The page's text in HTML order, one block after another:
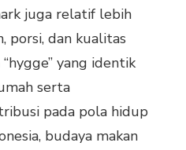
juga relatif lebih
porsi, dan kualitas
yang identik
serta
pada pola hidup
budaya makan